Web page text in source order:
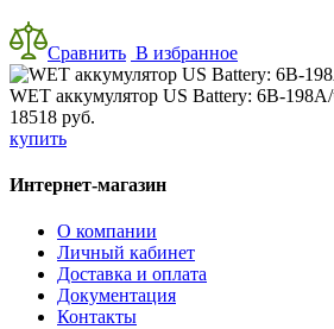
Сравнить В избранное
WET аккумулятор US Battery: 6В-
18518 руб.
купить
Интернет-магазин
О компании
Личный кабинет
Доставка и оплата
Документация
Контакты